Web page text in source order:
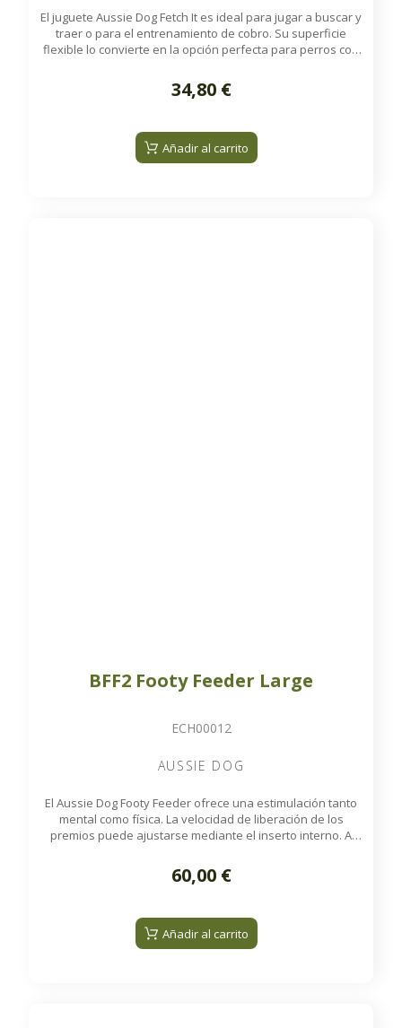
El juguete Aussie Dog Fetch It es ideal para jugar a buscar y
traer o para el entrenamiento de cobro. Su superficie
flexible lo convierte en la opción perfecta para perros con
contra incendios de alta resistencia, un material que no
retiene gérmenes ni bacterias.
34,80 €
Añadir al carrito
BFF2 Footy Feeder Large
ECH00012
AUSSIE DOG
El Aussie Dog Footy Feeder ofrece una estimulación tanto
mental como física. La velocidad de liberación de los
premios puede ajustarse mediante el inserto interno. A
forma aleatoria, estimulando los instintos naturales incluso
de los perros más inteligentes.
seleccionar la velocidad de dispensación, colocarlo en el
suelo y observar cómo su perro se divierte mientras
60,00 €
Añadir al carrito